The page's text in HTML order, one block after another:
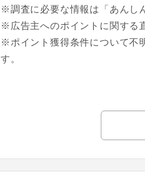
※調査に必要な情報は「あんし
※広告主へのポイントに関する
※ポイント獲得条件について不
す。